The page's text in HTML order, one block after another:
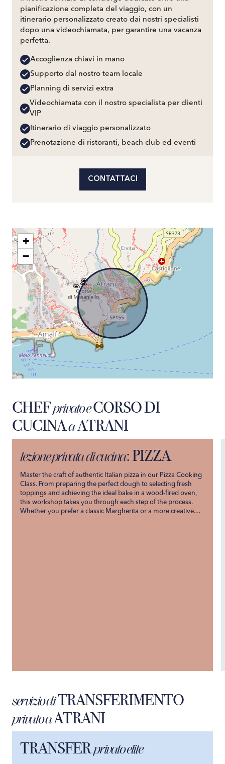
pianificazione completa del viaggio, con un
itinerario personalizzato creato dai nostri specialisti
dopo una videochiamata, per garantire una vacanza
perfetta.
Accoglienza chiavi in mano
Supporto dal nostro team locale
Planning di servizi extra
Videochiamata con il nostro specialista per clienti
VIP
Itinerario di viaggio personalizzato
Prenotazione di ristoranti, beach club ed eventi
CONTATTACI
+
−
CHEFprivato eCORSO DI
CUCINAaATRANI
lezione privata di cucina: PIZZA
Master the craft of authentic Italian pizza in our Pizza Cooking
Class. From preparing the perfect dough to selecting fresh
toppings and achieving the ideal bake in a wood-fired oven,
this workshop takes you through each step of the process.
Whether you prefer a classic Margherita or a more creative
servizio diTRANSFERIMENTO
privato aATRANI
TRANSFERprivato elite